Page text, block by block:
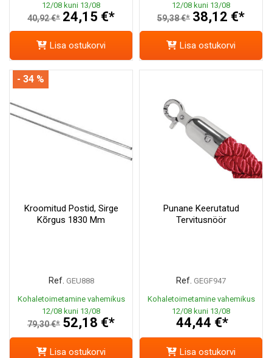
12/08 kuni 13/08
40,92 €* 24,15 €*
Lisa ostukorvi
12/08 kuni 13/08
59,38 €* 38,12 €*
Lisa ostukorvi
Kroomitud Postid, Sirge
Kõrgus 1830 Mm
Ref. GEU888
Kohaletoimetamine vahemikus
12/08 kuni 13/08
79,30 €* 52,18 €*
- 34 %
Lisa ostukorvi
Punane Keerutatud
Tervitusnöör
Ref. GEGF947
Kohaletoimetamine vahemikus
12/08 kuni 13/08
44,44 €*
Lisa ostukorvi